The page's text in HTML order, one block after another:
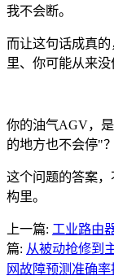
我不会断。
而让这句话成真
里、你可能从来没
你的油气AGV，
的地方也不会停"？
这个问题的答案，
构里。
上一篇: 工业路由
篇: 从被动抢修到
网故障预测准确率